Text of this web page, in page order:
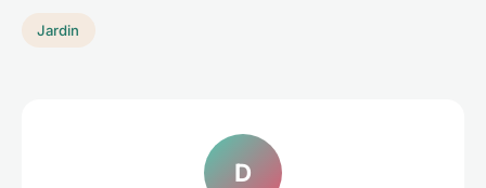
Jardin
D